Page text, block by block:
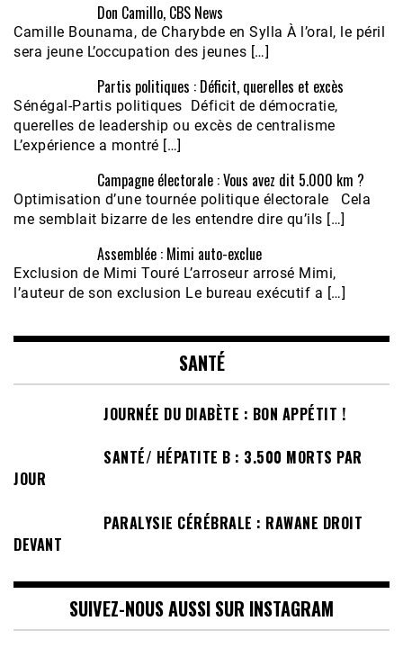
Don Camillo, CBS News
Camille Bounama, de Charybde en Sylla À l’oral, le péril
sera jeune L’occupation des jeunes […]
Partis politiques : Déficit, querelles et excès
Sénégal-Partis politiques Déficit de démocratie,
querelles de leadership ou excès de centralisme
L’expérience a montré […]
Campagne électorale : Vous avez dit 5.000 km ?
Optimisation d’une tournée politique électorale Cela
me semblait bizarre de les entendre dire qu’ils […]
Assemblée : Mimi auto-exclue
Exclusion de Mimi Touré L’arroseur arrosé Mimi,
l’auteur de son exclusion Le bureau exécutif a […]
SANTÉ
JOURNÉE DU DIABÈTE : BON APPÉTIT !
SANTÉ/ HÉPATITE B : 3.500 MORTS PAR
JOUR
PARALYSIE CÉRÉBRALE : RAWANE DROIT
DEVANT
SUIVEZ-NOUS AUSSI SUR INSTAGRAM